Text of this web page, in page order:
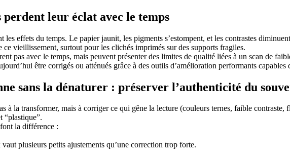
leur éclat avec le temps
les effets du temps. Le papier jaunit, les pigments s’estompent, et les contrastes
vieillissement, surtout pour les clichés imprimés sur des supports fragiles.
pas avec le temps, mais peuvent présenter des limites de qualité liées à un scan de
être corrigés ou atténués grâce à des outils d’amélioration performants capables
sans la dénaturer : préserver l’authenticité du
à la transformer, mais à corriger ce qui gêne la lecture (couleurs ternes, faible
“plastique”.
la différence :
plusieurs petits ajustements qu’une correction trop forte.